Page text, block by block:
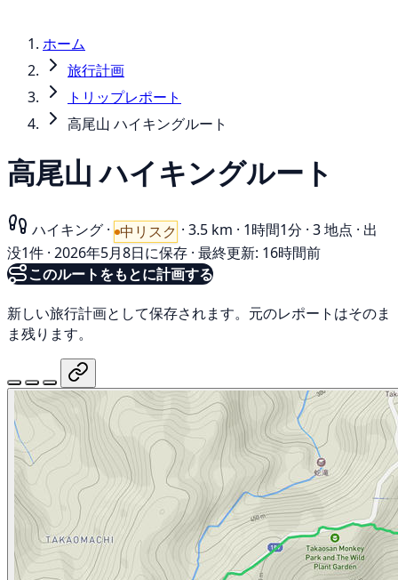
ホーム
旅行計画
トリップレポート
高尾山 ハイキングルート
高尾山 ハイキングルート
ハイキング · 中リスク · 3.5 km · 1時間1分 · 3 地点 · 出
没1件 · 2026年5月8日に保存 · 最終更新: 16時間前
このルートをもとに計画する
新しい旅行計画として保存されます。元のレポートはそのま
ま残ります。